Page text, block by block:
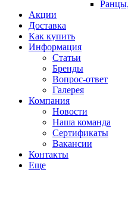
Акции
Доставка
Как купить
Информация
Статьи
Бренды
Вопрос-ответ
Галерея
Компания
Новости
Наша команда
Сертификаты
Вакансии
Контакты
Еще